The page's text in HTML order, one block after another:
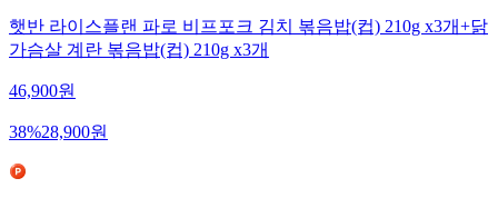
햇반 라이스플랜 파로 비프포크 김치 볶음밥(컵) 210g x3개+닭
가슴살 계란 볶음밥(컵) 210g x3개
46,900원
38%28,900원